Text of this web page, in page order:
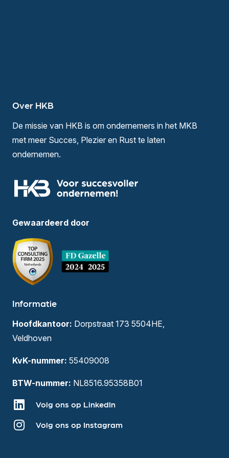
Over HKB
De missie van HKB is om ondernemers in het MKB
met meer Succes, Plezier en Rust te laten
ondernemen.
Gewaardeerd door
Informatie
Hoofdkantoor: Dorpstraat 173 5504HE,
Veldhoven
KvK-nummer: 55409008
BTW-nummer: NL8516.95358B01
Volg ons op LinkedIn
Volg ons op Instagram